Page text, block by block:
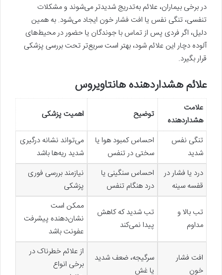
در برخی بیماران، علائم به‌تدریج شدیدتر می‌شوند و مشکلات
تنفسی، تنگی نفس یا افت فشار خون ایجاد می‌شود. به همین
دلیل، اگر فردی پس از تماس با جوندگان یا حضور در محیط‌های
آلوده دچار این علائم شود، بهتر است سریع‌تر تحت بررسی پزشکی
قرار بگیرد.
علائم هشداردهنده هانتاویروس
علامت
هشداردهنده
توضیح اهمیت پزشکی
تنگی نفس
شدید
احساس کمبود هوا یا
سختی در تنفس
می‌تواند نشانه درگیری
شدید ریه‌ها باشد
درد یا فشار در
قفسه سینه
احساس سنگینی یا
درد هنگام تنفس
نیازمند بررسی فوری
پزشکی
تب بالا و
مداوم
تب شدید که کاهش
پیدا نمی‌کند
ممکن است
نشان‌دهنده پیشرفت
عفونت باشد
افت فشار
خون
سرگیجه، ضعف شدید
یا غش
از علائم خطرناک در
برخی انواع